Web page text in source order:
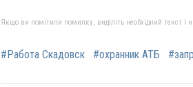
Якщо ви помітили помилку, виділіть необхідний текст і
#Работа Скадовск #охранник АТБ